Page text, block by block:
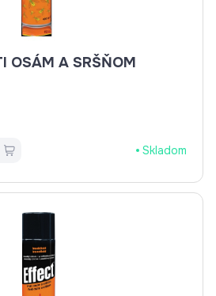
OSÁM A SRŠŇOM
Skladom